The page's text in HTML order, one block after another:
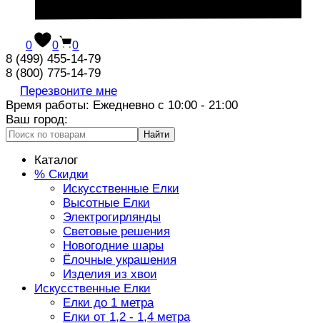
0 0 0
8 (499) 455-14-79
8 (800) 775-14-79
Перезвоните мне
Время работы: Ежедневно с 10:00 - 21:00
Ваш город:
Найти
Каталог
% Скидки
Искусственные Елки
Высотные Елки
Электрогирлянды
Световые решения
Новогодние шары
Ёлочные украшения
Изделия из хвои
Искусственные Елки
Елки до 1 метра
Елки от 1,2 - 1,4 метра